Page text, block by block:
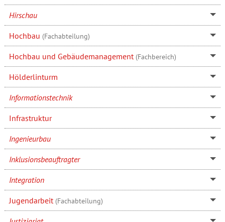
Hirschau
Hochbau (Fachabteilung)
Hochbau und Gebäudemanagement (Fachbereich)
Hölderlinturm
Informationstechnik
Infrastruktur
Ingenieurbau
Inklusionsbeauftragter
Integration
Jugendarbeit (Fachabteilung)